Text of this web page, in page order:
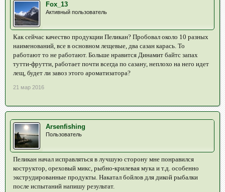
Fox_13
Активный пользователь
Как сейчас качество продукции Пеликан? Пробовал около 10 разных
наименований, все в основном лещевые, два сазан карась. То
работают то не работают. Больше нравится Динамит байтс запах
тутти-фрутти, работает почти всегда по сазану, неплохо на него идет
лещ, будет ли завоз этого ароматизатора?
21 мар 2016
Arsenfishing
Пользователь
Пеликан начал исправляться в лучшую сторону мне понравился
коструктор, ореховый микс, рыбно-крилевая мука и т.д. особенно
экструдированные продукты. Накатал бойлов для дикой рыбалки
после испытаний напишу результат.